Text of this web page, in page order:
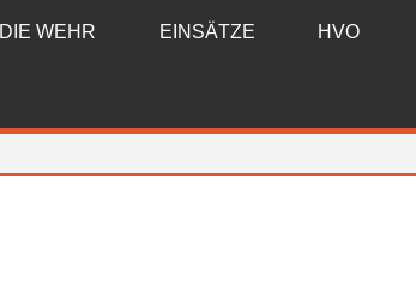
DIE WEHR EINSÄTZE HVO